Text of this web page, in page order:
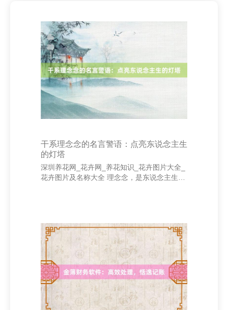
干系理念念的名言警语：点亮东说念主生
的灯塔
深圳养花网_花卉网_养花知识_花卉图片大全_
花卉图片及名称大全 理念念，是东说念主生说
“理念念是指路明灯，莫得理念念，就莫得坚决
的标的。”列夫·托尔斯泰的这句话真切揭示了
理念念的遑急性。在东说念主生的路径中，理
念念是咱们不休欣喜的能源泉源。它让咱们在
窘境中不轻言烧毁，在弯曲中保执但愿。 好多
伟大的东说念主物，恰是因为他们心中有坚决